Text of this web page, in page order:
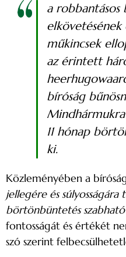
a robbantásos
elkövetésének
műkincsek
az érintett
bíróság
11 hónap
ki.
Közleményében a
jellegére és
börtönbüntetés szabható
fontosságát és értékét
szó szerint